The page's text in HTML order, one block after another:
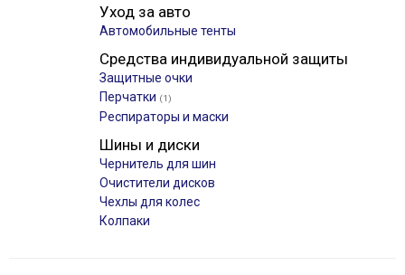
Уход за авто
Автомобильные тенты
Средства индивидуальной защиты
Защитные очки
Перчатки (1)
Респираторы и маски
Шины и диски
Чернитель для шин
Очистители дисков
Чехлы для колес
Колпаки